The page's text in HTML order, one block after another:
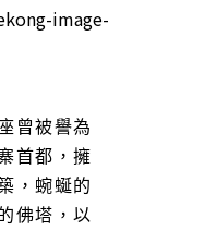
曾被譽為
首都，擁
，蜿蜒的
佛塔，以